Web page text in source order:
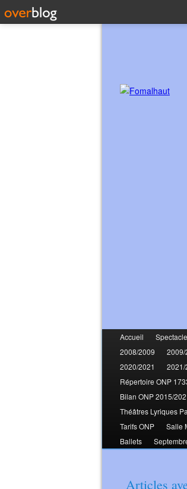
Accueil
2008/2009
2009/
2020/2021
2021/
Répertoire ONP
Bilan ONP 2015/
Théâtres Lyriques
Tarifs ONP
Salle
Ballets
Articles